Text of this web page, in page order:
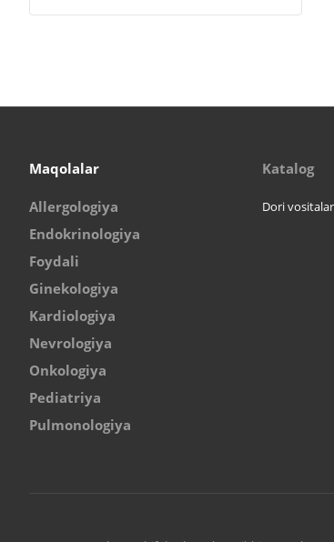
Maqolalar
Allergologiya
Endokrinologiya
Foydali
Ginekologiya
Kardiologiya
Nevrologiya
Onkologiya
Pediatriya
Pulmonologiya
Katalog
Dori